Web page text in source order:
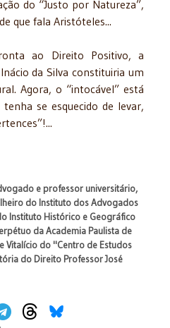
do “Justo por Natureza”,
que fala Aristóteles...
ao Direito Positivo, a
da Silva constituiria um
Agora, o “intocável” está
se esquecido de levar,
e professor universitário,
do Instituto dos Advogados
Instituto Histórico e Geográfico
da Academia Paulista de
Vitalício do "Centro de Estudos
do Direito Professor José
Media